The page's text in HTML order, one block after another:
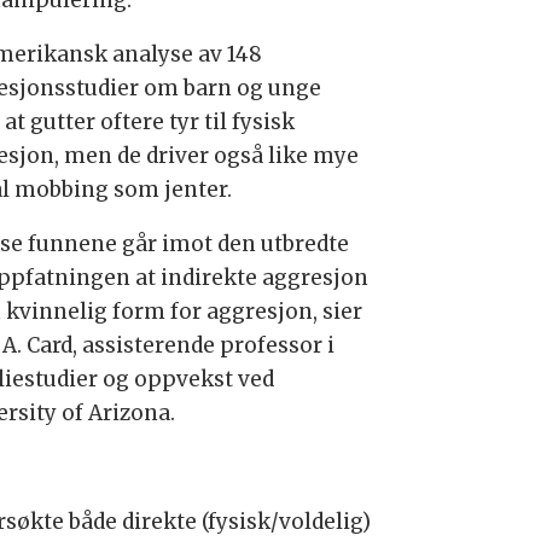
analyse av 148
om barn og unge
at gutter oftere tyr til fysisk
men de driver også like mye
mobbing som jenter.
funnene går imot den utbredte
at indirekte aggresjon
kvinnelig form for aggresjon, sier
Card, assisterende professor i
og oppvekst ved
of Arizona.
både direkte (fysisk/voldelig)